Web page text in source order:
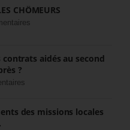
CHÔMEURS
aidés au second
?
des missions locales